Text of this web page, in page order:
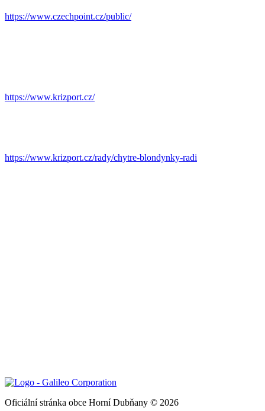
https://www.czechpoint.cz/public/
https://www.krizport.cz/
https://www.krizport.cz/rady/chytre-blondynky-radi
Oficiální stránka obce Horní Dubňany © 2026